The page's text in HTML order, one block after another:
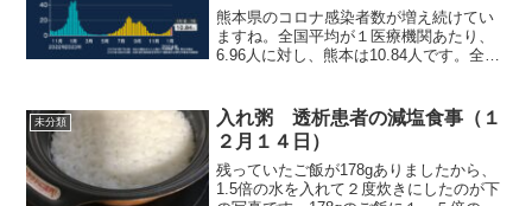
熊本県のコロナ感染者数が増え続けてい
ますね。全国平均が１医療機関あたり、
6.96人に対し、熊本は10.84人です。全国
ろ丼です）鶏そぼろを自分で作ったのは
久し振りです。...
未分類
入れ粥 透析患者の減塩食事（１
２月１４日）
残っていたご飯が178gありましたから、
1.5倍の水を入れて２度炊きにしたのが下